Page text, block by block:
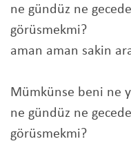
ne gündüz ne gecede
görüsmekmi?
aman aman sakin
Mümkünse beni ne
ne gündüz ne gecede
görüsmekmi?